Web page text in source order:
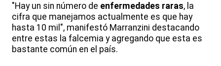
"Hay un sin número de enfermedades raras, la
cifra que manejamos actualmente es que hay
hasta 10 mil", manifestó Marranzini destacando
entre estas la falcemia y agregando que esta es
bastante común en el país.